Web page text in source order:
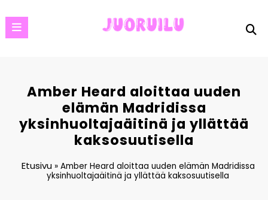
to
content
Amber Heard aloittaa uuden
elämän Madridissa
yksinhuoltajaäitinä ja yllättää
kaksosuutisella
Etusivu» Amber Heard aloittaa uuden elämän Madridissa
yksinhuoltajaäitinä ja yllättää kaksosuutisella